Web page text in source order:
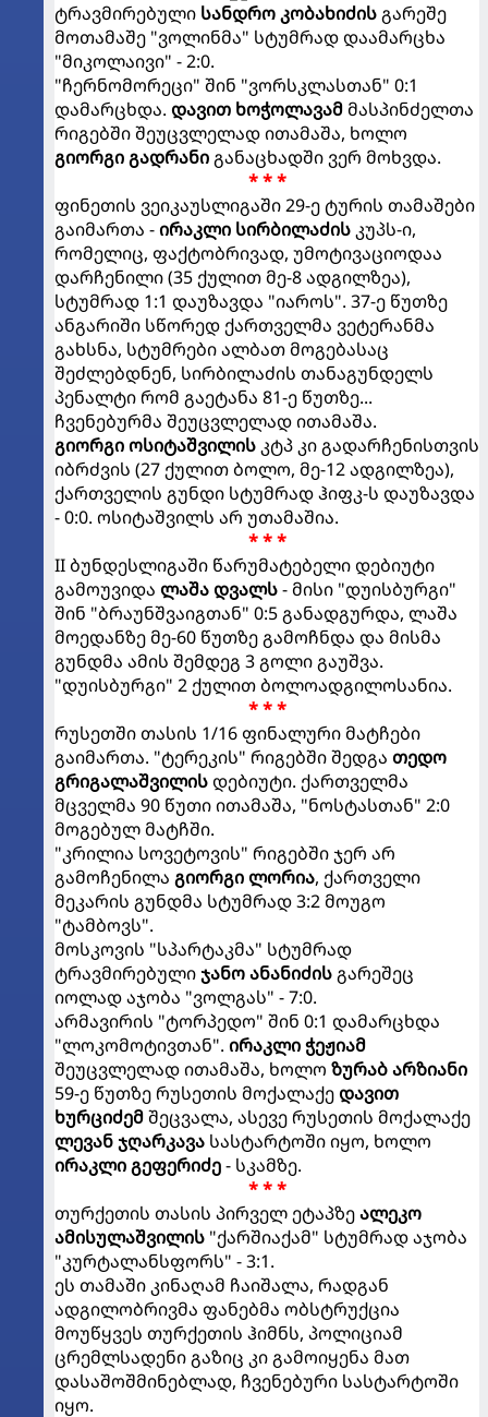
ტრავმირებული სანდრო კობახიძისგარეშე
მოთამაშე "ვოლინმა" სტუმრად დაამარცხა
"მიკოლაივი" - 2:0.
"ჩერნომორეცი" შინ "ვორსკლასთან" 0:1
დამარცხდა. დავით ხოჭოლავამმასპინძელთა
რიგებში შეუცვლელად ითამაშა, ხოლო
გიორგი გადრანიგანაცხადში ვერ მოხვდა.
* * *
ფინეთის ვეიკაუსლიგაში 29-ე ტურის თამაშები
გაიმართა -ირაკლი სირბილაძისკუპს-ი,
რომელიც, ფაქტობრივად, უმოტივაციოდაა
დარჩენილი (35 ქულით მე-8 ადგილზეა),
სტუმრად 1:1 დაუზავდა "იაროს". 37-ე წუთზე
ანგარიში სწორედ ქართველმა ვეტერანმა
გახსნა, სტუმრები ალბათ მოგებასაც
შეძლებდნენ, სირბილაძის თანაგუნდელს
პენალტი რომ გაეტანა 81-ე წუთზე...
ჩვენებურმა შეუცვლელად ითამაშა.
გიორგი ოსიტაშვილისკტპ კი გადარჩენისთვის
იბრძვის (27 ქულით ბოლო, მე-12 ადგილზეა),
ქართველის გუნდი სტუმრად ჰიფკ-ს დაუზავდა
- 0:0. ოსიტაშვილს არ უთამაშია.
* * *
II ბუნდესლიგაში წარუმატებელი დებიუტი
გამოუვიდა ლაშა დვალს- მისი "დუისბურგი"
შინ "ბრაუნშვაიგთან" 0:5 განადგურდა, ლაშა
მოედანზე მე-60 წუთზე გამოჩნდა და მისმა
გუნდმა ამის შემდეგ 3 გოლი გაუშვა.
"დუისბურგი" 2 ქულით ბოლოადგილოსანია.
* * *
რუსეთში თასის 1/16 ფინალური მატჩები
გაიმართა. "ტერეკის" რიგებში შედგა თედო
გრიგალაშვილისდებიუტი. ქართველმა
მცველმა 90 წუთი ითამაშა, "ნოსტასთან" 2:0
მოგებულ მატჩში.
"კრილია სოვეტოვის" რიგებში ჯერ არ
გამოჩენილა გიორგი ლორია, ქართველი
მეკარის გუნდმა სტუმრად 3:2 მოუგო
"ტამბოვს".
მოსკოვის "სპარტაკმა" სტუმრად
ტრავმირებულიჯანო ანანიძისგარეშეც
იოლად აჯობა "ვოლგას" - 7:0.
არმავირის "ტორპედო" შინ 0:1 დამარცხდა
"ლოკომოტივთან". ირაკლი ჭეჟიამ
შეუცვლელად ითამაშა, ხოლო ზურაბ არზიანი
59-ე წუთზე რუსეთის მოქალაქედავით
ხურციძემშეცვალა, ასევე რუსეთის მოქალაქე
ლევან ჯღარკავა სასტარტოში იყო, ხოლო
ირაკლი გეფერიძე- სკამზე.
* * *
თურქეთის თასის პირველ ეტაპზეალეკო
ამისულაშვილის "ქარშიაქამ" სტუმრად აჯობა
"კურტალანსფორს" - 3:1.
ეს თამაში კინაღამ ჩაიშალა, რადგან
ადგილობრივმა ფანებმა ობსტრუქცია
მოუწყვეს თურქეთის ჰიმნს, პოლიციამ
ცრემლსადენი გაზიც კი გამოიყენა მათ
დასაშოშმინებლად, ჩვენებური სასტარტოში
იყო.